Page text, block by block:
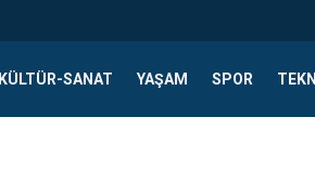
KÜLTÜR-SANAT YAŞAM SPOR